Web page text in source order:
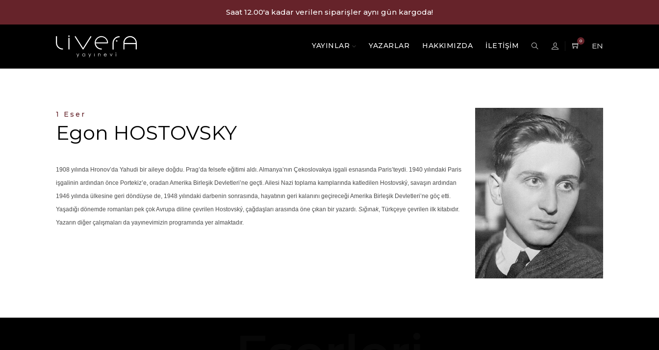
Saat 12.00'a kadar verilen siparişler aynı gün kargoda!
YAYINLAR YAZARLAR HAKKIMIZDA İLETİŞİM
0
EN
1 Eser
Egon HOSTOVSKY
1908 yılında Hronov’da Yahudi bir aileye doğdu. Prag’da felsefe eğitimi aldı. Almanya’nın Çekoslovakya işgali esnasında Paris’teydi. 1940 yılındaki Paris
işgalinin ardından önce Portekiz’e, oradan Amerika Birleşik Devletleri’ne geçti. Ailesi Nazi toplama kamplarında katledilen Hostovský, savaşın ardından
1946 yılında ülkesine geri döndüyse de, 1948 yılındaki darbenin sonrasında, hayatının geri kalanını geçireceği Amerika Birleşik Devletleri’ne göç etti.
Yaşadığı dönemde romanları pek çok Avrupa diline çevrilen Hostovský, çağdaşları arasında öne çıkan bir yazardı. Sığınak, Türkçeye çevrilen ilk kitabıdır.
Yazarın diğer çalışmaları da yayınevimizin programında yer almaktadır.
Egon HOSTOVSKY